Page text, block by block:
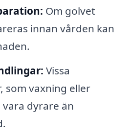
Om golvet
innan vården kan
Vissa
som vaxning eller
dyrare än